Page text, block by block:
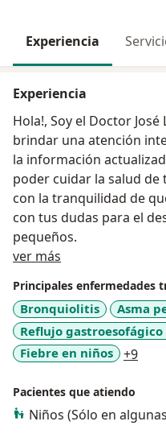
Experiencia
Experiencia
Hola!, Soy el Doctor
brindar una atención
la información
poder cuidar la salud de
con la tranquilidad de
con tus dudas para el
pequeños.
ver más
Principales enfermedades
Bronquiolitis
Asma
Reflujo gastroesofágico
Fiebre en niños
+9
Pacientes que atiendo
Niños (Sólo en